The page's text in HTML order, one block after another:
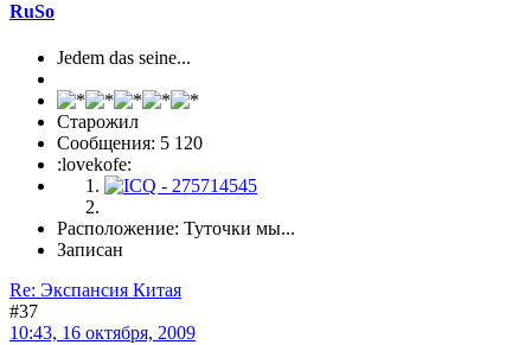
RuSo
Jedem das seine...
Старожил
Сообщения: 5 120
:lovekofe:
Расположение: Туточки мы...
Записан
Re: Экспансия Китая
#37
10:43, 16 октября, 2009